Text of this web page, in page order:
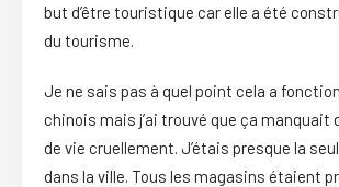
but d’être touristique car elle a été
du tourisme.
Je ne sais pas à quel point cela a
chinois mais j’ai trouvé que ça manquait
de vie cruellement. J’étais presque la
dans la ville. Tous les magasins étaient